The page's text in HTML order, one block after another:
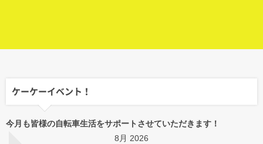
ケーケーイベント！
今月も皆様の自転車生活をサポートさせていただきます！
8月 2026